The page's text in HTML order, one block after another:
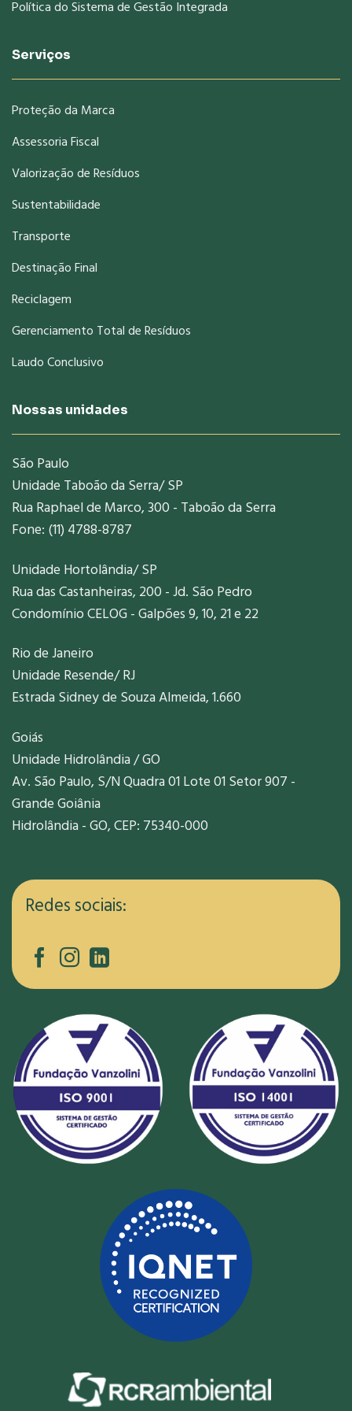
Política do Sistema de Gestão Integrada
Serviços
Proteção da Marca
Assessoria Fiscal
Valorização de Resíduos
Sustentabilidade
Transporte
Destinação Final
Reciclagem
Gerenciamento Total de Resíduos
Laudo Conclusivo
Nossas unidades
São Paulo
Unidade Taboão da Serra/ SP
Rua Raphael de Marco, 300 - Taboão da Serra
Fone: (11) 4788-8787
Unidade Hortolândia/ SP
Rua das Castanheiras, 200 - Jd. São Pedro
Condomínio CELOG - Galpões 9, 10, 21 e 22
Rio de Janeiro
Unidade Resende/ RJ
Estrada Sidney de Souza Almeida, 1.660
Goiás
Unidade Hidrolândia / GO
Av. São Paulo, S/N Quadra 01 Lote 01 Setor 907 -
Grande Goiânia
Hidrolândia - GO, CEP: 75340-000
Redes sociais: